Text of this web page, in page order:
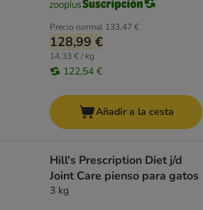
Precio normal 133,47 €
128,99 €
14,33 € / kg
122,54 €
Añadir a la cesta
Hill's Prescription Diet j/d
Joint Care pienso para gatos
3 kg